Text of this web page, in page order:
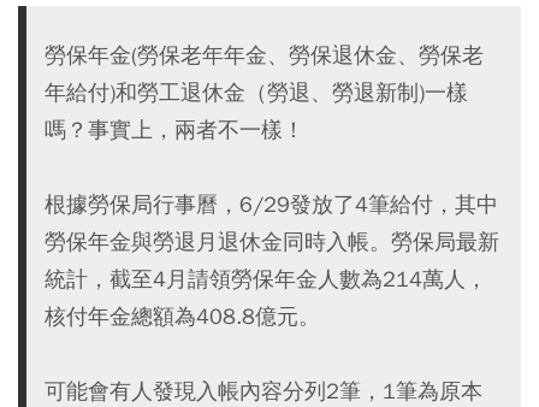
勞保年金(勞保老年年金、勞保退休金、勞保老
年給付)和勞工退休金（勞退、勞退新制)一樣
嗎？事實上，兩者不一樣！
根據勞保局行事曆，6/29發放了4筆給付，其中
勞保年金與勞退月退休金同時入帳。勞保局最新
統計，截至4月請領勞保年金人數為214萬人，
核付年金總額為408.8億元。
可能會有人發現入帳內容分列2筆，1筆為原本